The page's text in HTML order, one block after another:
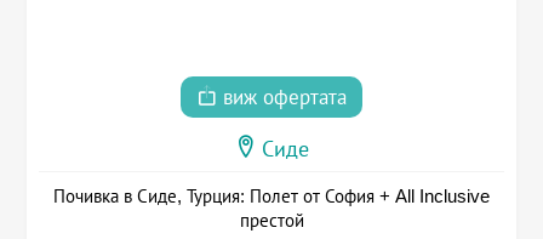
виж офертата
Сиде
Почивка в Сиде, Турция: Полет от София + All Inclusive
престой